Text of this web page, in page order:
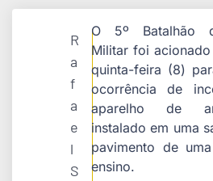
R
a
f
a
e
l
S
O 5º Batalhão
Militar foi
quinta-feira (8)
ocorrência de
aparelho de ar-
instalado em uma
pavimento de
ensino.